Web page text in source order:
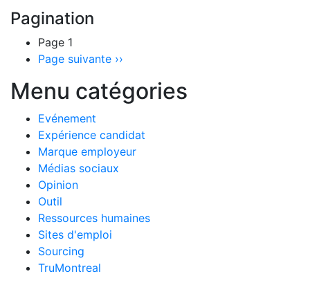
Pagination
Page 1
Page suivante ››
Menu catégories
Evénement
Expérience candidat
Marque employeur
Médias sociaux
Opinion
Outil
Ressources humaines
Sites d'emploi
Sourcing
TruMontreal